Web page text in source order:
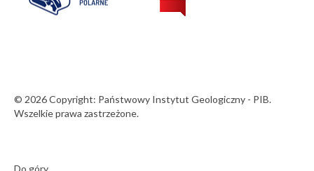
© 2026 Copyright: Państwowy Instytut Geologiczny - PIB.
Wszelkie prawa zastrzeżone.